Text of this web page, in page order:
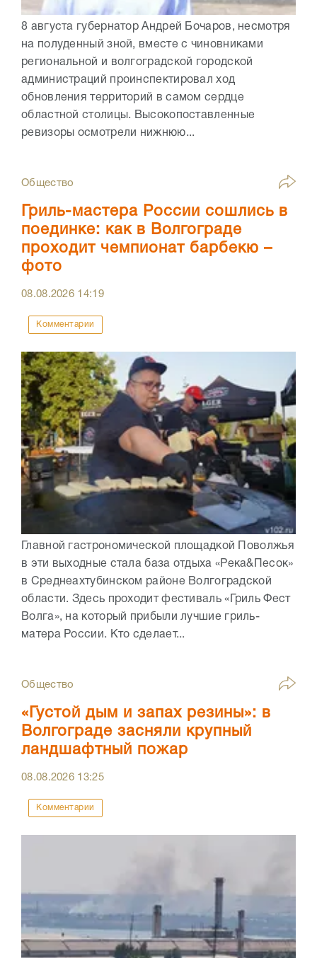
8 августа губернатор Андрей Бочаров, несмотря
на полуденный зной, вместе с чиновниками
региональной и волгоградской городской
администраций проинспектировал ход
обновления территорий в самом сердце
областной столицы. Высокопоставленные
ревизоры осмотрели нижнюю...
Общество
Гриль-мастера России сошлись в
поединке: как в Волгограде
проходит чемпионат барбекю –
фото
08.08.2026 14:19
Комментарии
Главной гастрономической площадкой Поволжья
в эти выходные стала база отдыха «Река&Песок»
в Среднеахтубинском районе Волгоградской
области. Здесь проходит фестиваль «Гриль Фест
Волга», на который прибыли лучшие гриль-
матера России. Кто сделает...
Общество
«Густой дым и запах резины»: в
Волгограде засняли крупный
ландшафтный пожар
08.08.2026 13:25
Комментарии